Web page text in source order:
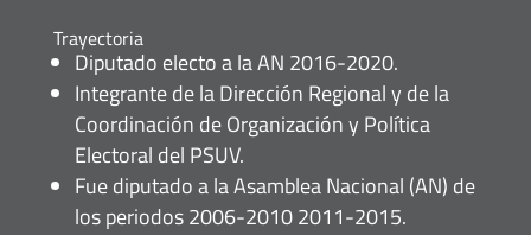
Trayectoria
Diputado electo a la AN 2016-2020.
Integrante de la Dirección Regional y de la
Coordinación de Organización y Política
Electoral del PSUV.
Fue diputado a la Asamblea Nacional (AN) de
los periodos 2006-2010 2011-2015.